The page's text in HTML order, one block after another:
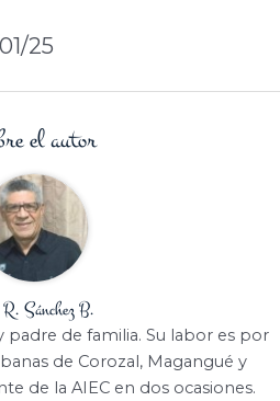
25
el autor
Sánchez B.
padre de familia. Su labor es por
de Corozal, Magangué y
de la AIEC en dos ocasiones.